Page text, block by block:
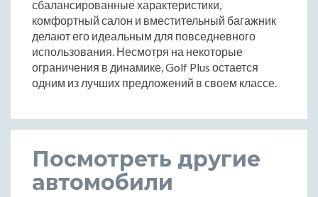
сбалансированные характеристики,
комфортный салон и вместительный багажник
делают его идеальным для повседневного
использования. Несмотря на некоторые
ограничения в динамике, Golf Plus остается
одним из лучших предложений в своем классе.
Посмотреть другие
автомобили